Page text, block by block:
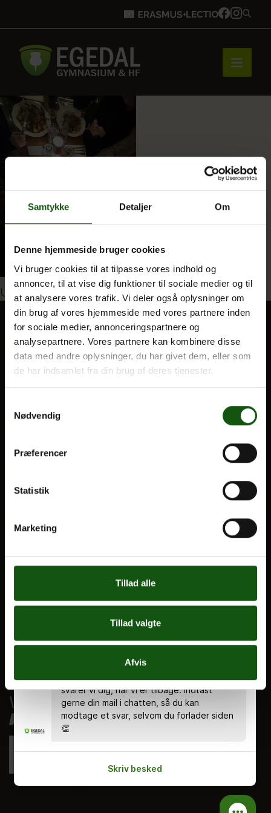
Samtykke Detaljer Om
Denne hjemmeside bruger cookies
Vi bruger cookies til at tilpasse vores indhold og
annoncer, til at vise dig funktioner til sociale medier og til
at analysere vores trafik. Vi deler også oplysninger om
din brug af vores hjemmeside med vores partnere inden
for sociale medier, annonceringspartnere og
analysepartnere. Vores partnere kan kombinere disse
data med andre oplysninger, du har givet dem, eller som
de har indsamlet fra din brug af deres tjenester.
Nødvendig
Præferencer
Statistik
Marketing
Tillad alle
Tillad valgte
Afvis
Forside
Vores uddannelser
Om E.G.
Indlægsnavigation
Udgivet i Romantisk juletur til Paris
BLIV ELEV
Optagelse
Til forældre
VORES UDDANNELSER
HF
Kontakt
Tal og Oplysninger
Tilgængelighedserklæring
8.00 - 18.00 🤗 Du kan stadig skrive en
svarer vi dig, når vi er tilbage. Indtast
gerne din mail i chatten, så du kan
modtage et svar, selvom du forlader siden
👏
Skriv besked